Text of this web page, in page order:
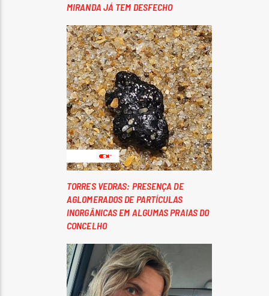
MIRANDA JÁ TEM DESFECHO
TORRES VEDRAS: PRESENÇA DE
AGLOMERADOS DE PARTÍCULAS
INORGÂNICAS EM ALGUMAS PRAIAS DO
CONCELHO